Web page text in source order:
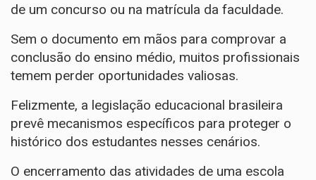
de um concurso ou na matrícula da faculdade.
Sem o documento em mãos para comprovar a
conclusão do ensino médio, muitos profissionais
temem perder oportunidades valiosas.
Felizmente, a legislação educacional brasileira
prevê mecanismos específicos para proteger o
histórico dos estudantes nesses cenários.
O encerramento das atividades de uma escola